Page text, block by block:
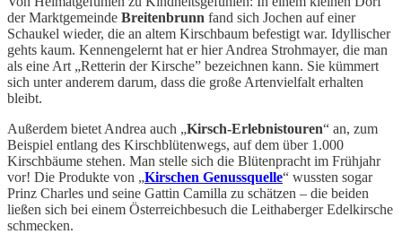
der Marktgemeinde Breitenbrunn fand sich Jochen auf einer
Schaukel wieder, die an altem Kirschbaum befestigt war. Idyllischer
gehts kaum. Kennengelernt hat er hier Andrea Strohmayer, die man
als eine Art „Retterin der Kirsche” bezeichnen kann. Sie kümmert
sich unter anderem darum, dass die große Artenvielfalt erhalten
bleibt.
Außerdem bietet Andrea auch „Kirsch-Erlebnistouren“ an, zum
Beispiel entlang des Kirschblütenwegs, auf dem über 1.000
Kirschbäume stehen. Man stelle sich die Blütenpracht im Frühjahr
vor! Die Produkte von „Kirschen Genussquelle“ wussten sogar
Prinz Charles und seine Gattin Camilla zu schätzen – die beiden
ließen sich bei einem Österreichbesuch die Leithaberger Edelkirsche
schmecken.